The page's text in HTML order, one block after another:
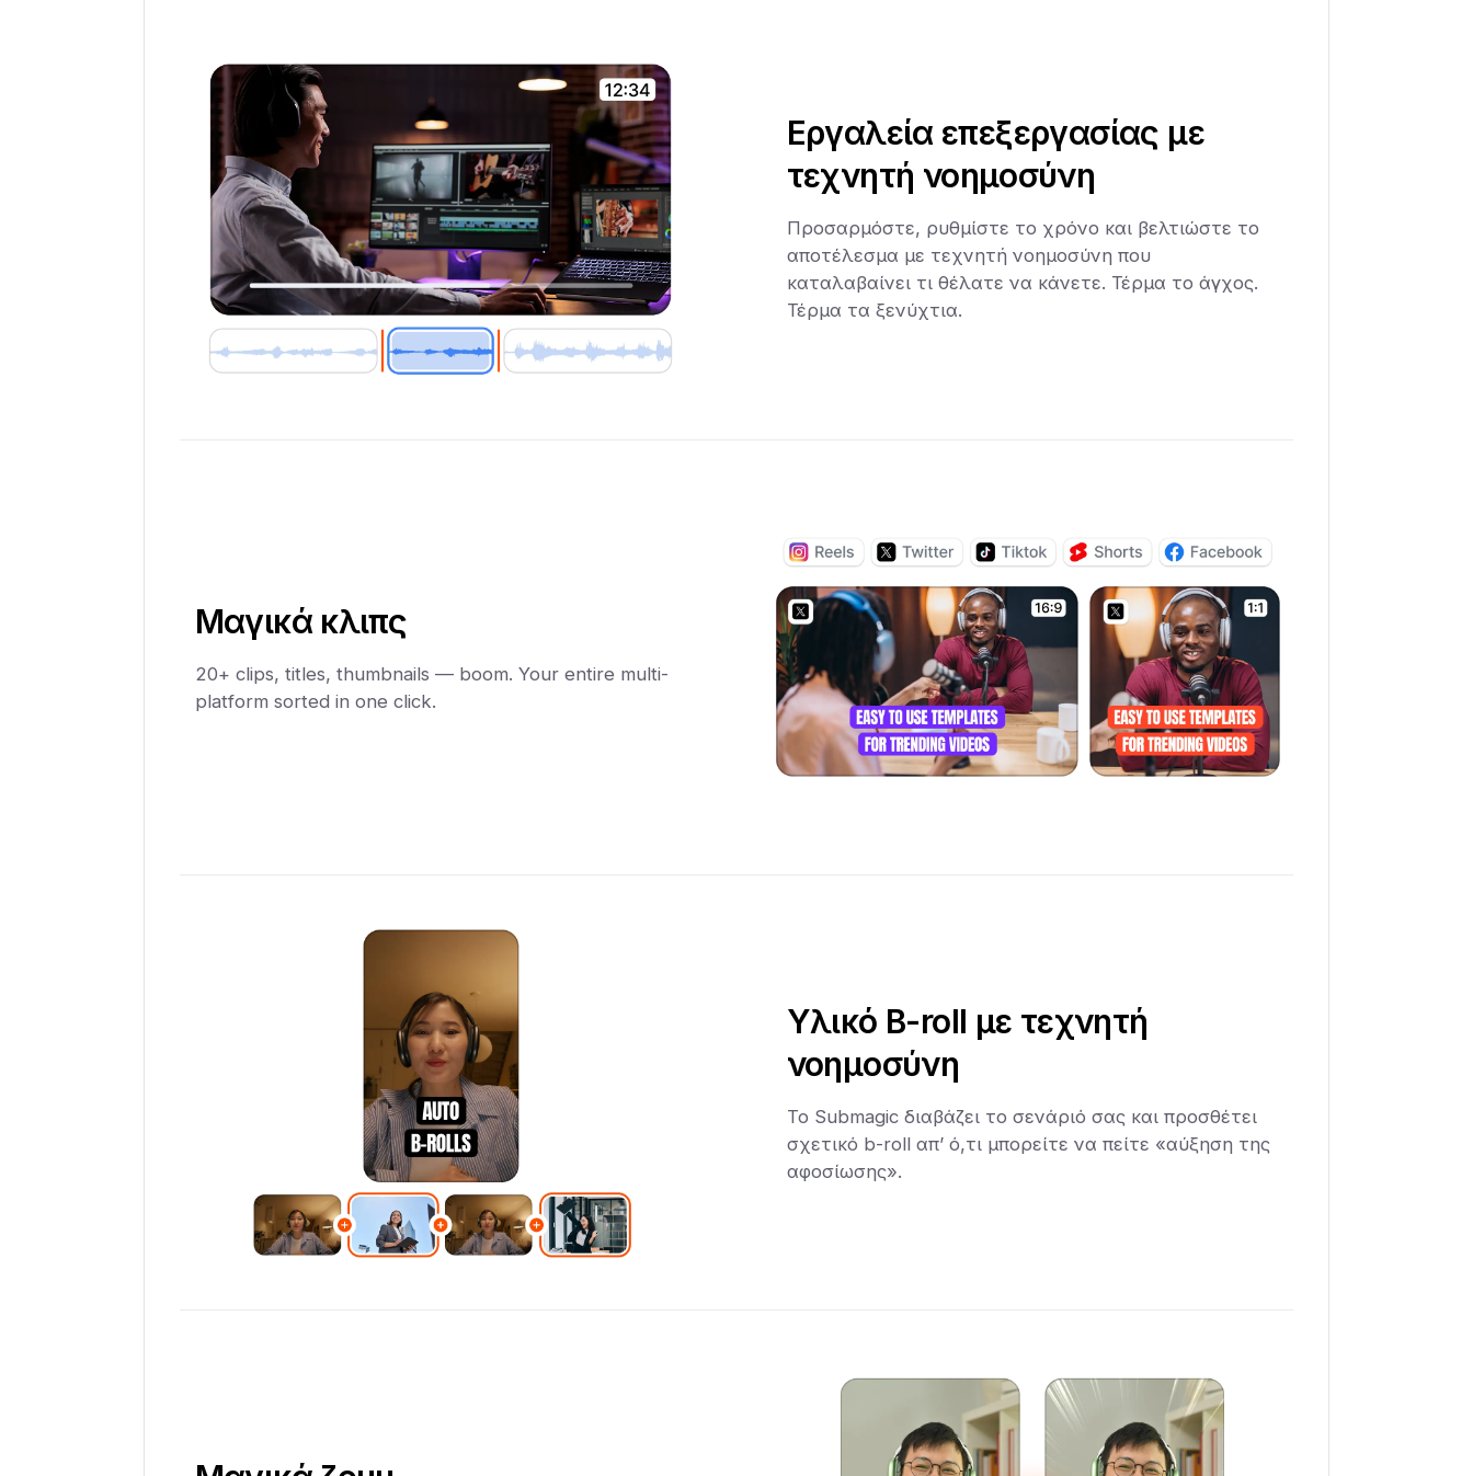
Εργαλεία επεξεργασίας με
τεχνητή νοημοσύνη
Προσαρμόστε, ρυθμίστε το χρόνο και βελτιώστε το
αποτέλεσμα με τεχνητή νοημοσύνη που
καταλαβαίνει τι θέλατε να κάνετε. Τέρμα το άγχος.
Τέρμα τα ξενύχτια.
Μαγικά κλιπς
20+ clips, titles, thumbnails — boom. Your entire multi-
platform sorted in one click.
Υλικό B-roll με τεχνητή
νοημοσύνη
Το Submagic διαβάζει το σενάριό σας και προσθέτει
σχετικό b-roll απ’ ό,τι μπορείτε να πείτε «αύξηση της
αφοσίωσης».